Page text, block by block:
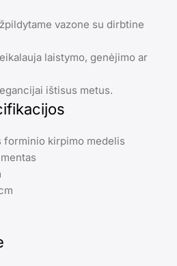
vazone su dirbtine
laistymo, genėjimo ar
ištisus metus.
forminio kirpimo medelis